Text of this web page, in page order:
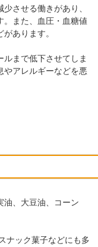
させる働きがあり、
。また、血圧・血糖値
あります。
ルまで低下させてしま
やアレルギーなどを悪
油、大豆油、コーン
ナック菓子などにも多